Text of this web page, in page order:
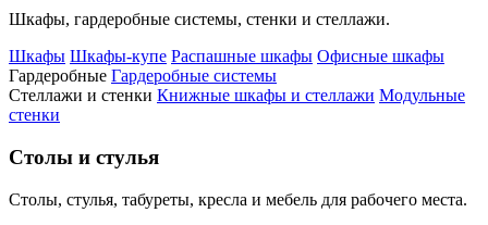
Шкафы, гардеробные системы, стенки и стеллажи.
Шкафы Шкафы-купе Распашные шкафы Офисные шкафы
Гардеробные Гардеробные системы
Стеллажи и стенки Книжные шкафы и стеллажи Модульные
стенки
Столы и стулья
Столы, стулья, табуреты, кресла и мебель для рабочего места.